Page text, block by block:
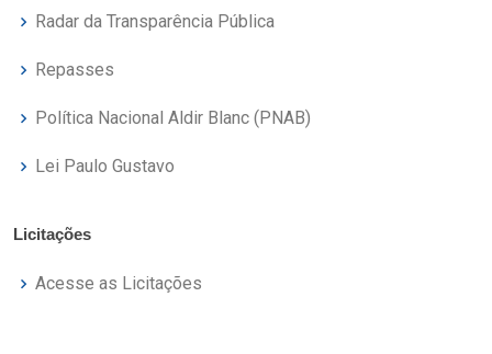
Radar da Transparência Pública
Repasses
Política Nacional Aldir Blanc (PNAB)
Lei Paulo Gustavo
Licitações
Acesse as Licitações